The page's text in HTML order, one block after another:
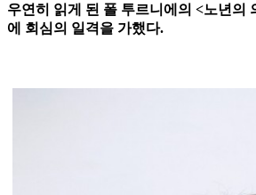
우연히 읽게 된 폴 투르니에의 <노년의
에 회심의 일격을 가했다.